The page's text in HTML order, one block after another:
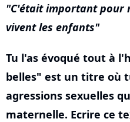
C'était important pour
vivent les enfants
Tu l'as évoqué tout à
belles" est un titre où
agressions sexuelles
maternelle. Ecrire ce